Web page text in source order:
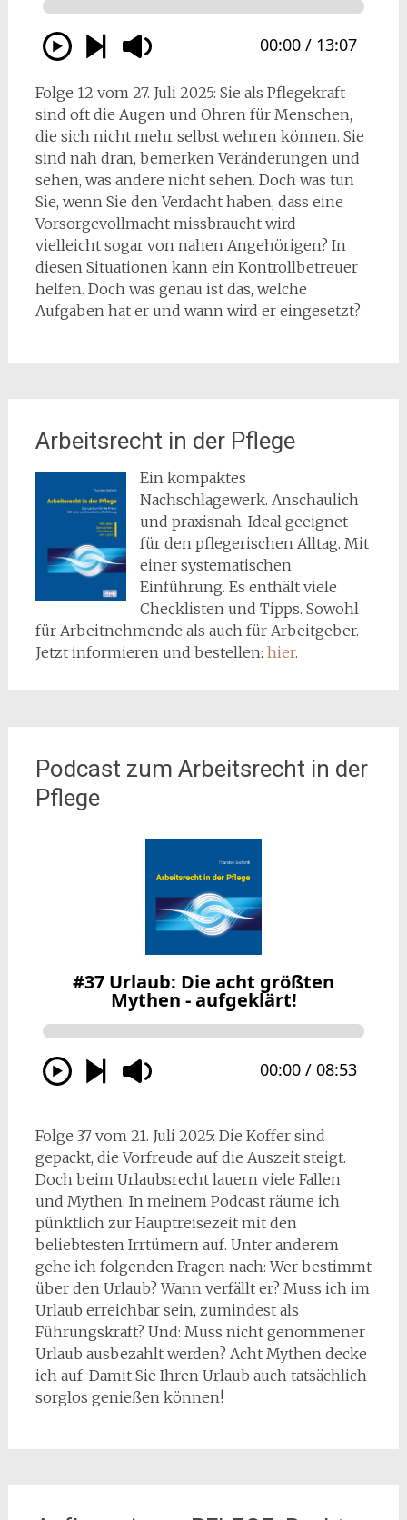
Folge 12 vom 27. Juli 2025: Sie als Pflegekraft
sind oft die Augen und Ohren für Menschen,
die sich nicht mehr selbst wehren können. Sie
sind nah dran, bemerken Veränderungen und
sehen, was andere nicht sehen. Doch was tun
Sie, wenn Sie den Verdacht haben, dass eine
Vorsorgevollmacht missbraucht wird –
vielleicht sogar von nahen Angehörigen? In
diesen Situationen kann ein Kontrollbetreuer
helfen. Doch was genau ist das, welche
Aufgaben hat er und wann wird er eingesetzt?
Arbeitsrecht in der Pflege
Ein kompaktes
Nachschlagewerk. Anschaulich
und praxisnah. Ideal geeignet
für den pflegerischen Alltag. Mit
einer systematischen
Einführung. Es enthält viele
Checklisten und Tipps. Sowohl
für Arbeitnehmende als auch für Arbeitgeber.
Jetzt informieren und bestellen: hier.
Podcast zum Arbeitsrecht in der
Pflege
Folge 37 vom 21. Juli 2025: Die Koffer sind
gepackt, die Vorfreude auf die Auszeit steigt.
Doch beim Urlaubsrecht lauern viele Fallen
und Mythen. In meinem Podcast räume ich
pünktlich zur Hauptreisezeit mit den
beliebtesten Irrtümern auf. Unter anderem
gehe ich folgenden Fragen nach: Wer bestimmt
über den Urlaub? Wann verfällt er? Muss ich im
Urlaub erreichbar sein, zumindest als
Führungskraft? Und: Muss nicht genommener
Urlaub ausbezahlt werden? Acht Mythen decke
ich auf. Damit Sie Ihren Urlaub auch tatsächlich
sorglos genießen können!